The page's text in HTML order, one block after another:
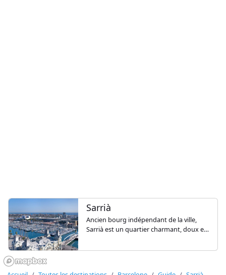
Sarrià
Ancien bourg indépendant de la ville,
Sarrià est un quartier charmant, doux et